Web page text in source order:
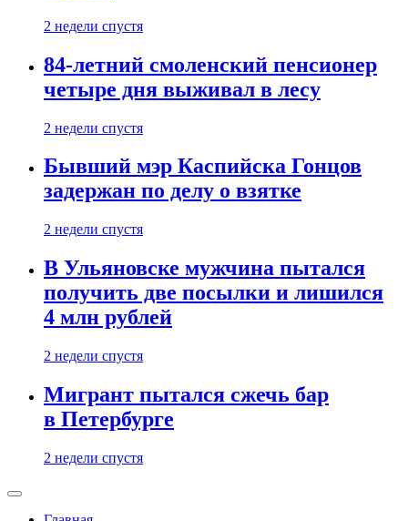
2 недели спустя
84-летний смоленский пенсионер
четыре дня выживал в лесу
2 недели спустя
Бывший мэр Каспийска Гонцов
задержан по делу о взятке
2 недели спустя
В Ульяновске мужчина пытался
получить две посылки и лишился
4 млн рублей
2 недели спустя
Мигрант пытался сжечь бар
в Петербурге
2 недели спустя